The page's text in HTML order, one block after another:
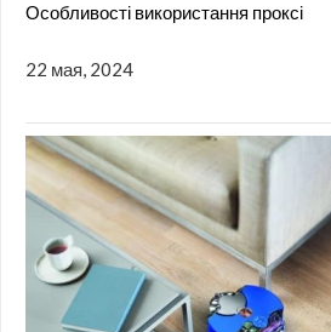
Особливості використання проксі
22 мая, 2024